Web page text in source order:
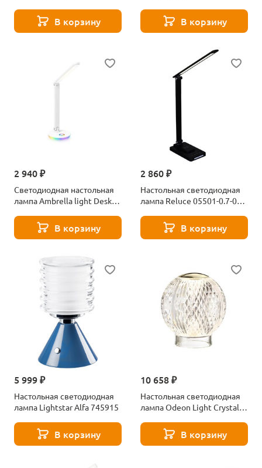
В корзину В корзину
2 940 ₽
Светодиодная настольная
лампа Ambrella light Desk
В корзину
2 860 ₽
Настольная светодиодная
лампа Reluce 05501-0.7-01
В корзину
5 999 ₽
Настольная светодиодная
лампа Lightstar Alfa 745915
В корзину
10 658 ₽
Настольная светодиодная
лампа Odeon Light Crystal
В корзину